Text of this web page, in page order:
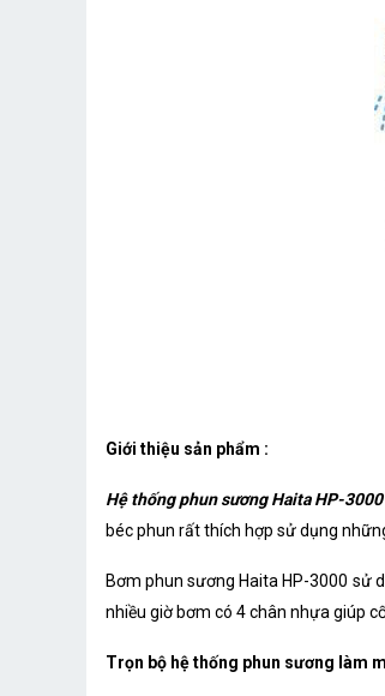
Giới thiệu sản phẩm :
Hệ thống phun sương Haita HP-
béc phun rất thích hợp sử dụng
Bơm phun sương Haita HP-3000 sử
nhiều giờ bơm có 4 chân nhựa giúp
Trọn bộ hệ thống phun sương làm